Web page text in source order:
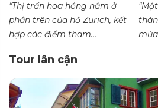
“Thị trấn hoa hồng nằm ở
phần trên của hồ Zürich, kết
hợp các điểm tham...
Tour lân cận